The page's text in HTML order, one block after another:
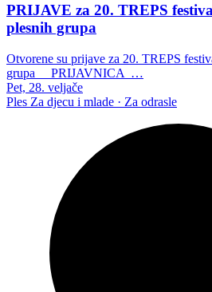
PRIJAVE za 20. TREPS
plesnih grupa
Otvorene su prijave za 20. TREPS
grupa PRIJAVNICA …
Pet, 28. veljače
Ples Za djecu i mlade · Za odrasle